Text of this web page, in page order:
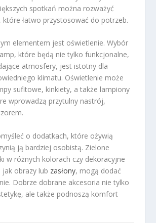
spotkań można rozważyć
które łatwo przystosować do potrzeb.
elementem jest oświetlenie. Wybór
które będą nie tylko funkcjonalne,
atmosfery, jest istotny dla
klimatu. Oświetlenie może
sufitowe, kinkiety, a także lampiony
wprowadzą przytulny nastrój,
o dodatkach, które ożywią
ją bardziej osobistą. Zielone
w różnych kolorach czy dekoracyjne
obrazy lub zasłony, mogą dodać
Dobrze dobrane akcesoria nie tylko
ale także podnoszą komfort